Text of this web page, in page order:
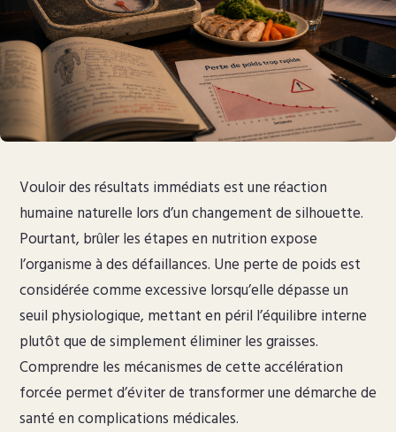
Vouloir des résultats immédiats est une réaction
humaine naturelle lors d’un changement de silhouette.
Pourtant, brûler les étapes en nutrition expose
l’organisme à des défaillances. Une perte de poids est
considérée comme excessive lorsqu’elle dépasse un
seuil physiologique, mettant en péril l’équilibre interne
plutôt que de simplement éliminer les graisses.
Comprendre les mécanismes de cette accélération
forcée permet d’éviter de transformer une démarche de
santé en complications médicales.